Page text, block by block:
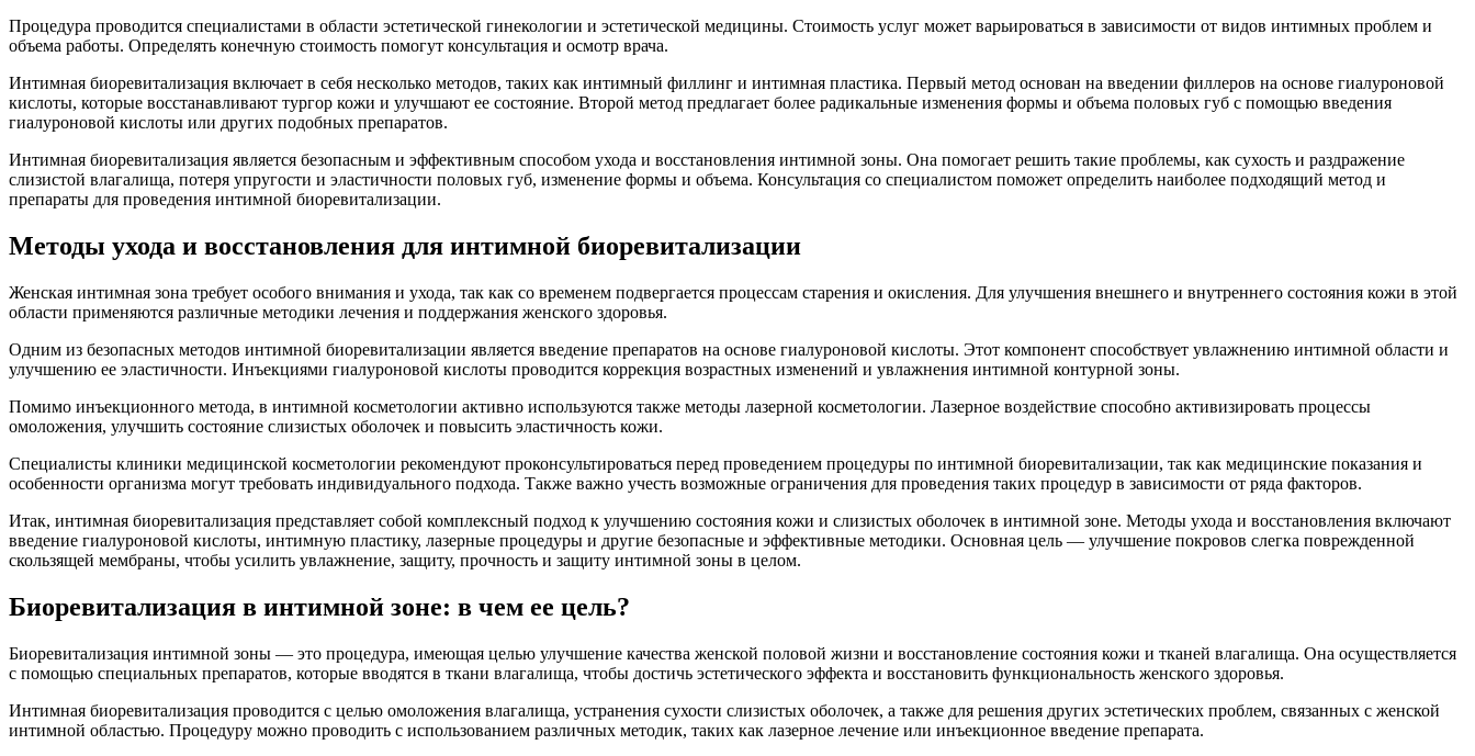
Процедура проводится специалистами в области эстетической гинекологии и эстетической медицины. Стоимость услуг может варьироваться в зависимости от видов интимных проблем и
объема работы. Определять конечную стоимость помогут консультация и осмотр врача.
Интимная биоревитализация включает в себя несколько методов, таких как интимный филлинг и интимная пластика. Первый метод основан на введении филлеров на основе гиалуроновой
кислоты, которые восстанавливают тургор кожи и улучшают ее состояние. Второй метод предлагает более радикальные изменения формы и объема половых губ с помощью введения
гиалуроновой кислоты или других подобных препаратов.
Интимная биоревитализация является безопасным и эффективным способом ухода и восстановления интимной зоны. Она помогает решить такие проблемы, как сухость и раздражение
слизистой влагалища, потеря упругости и эластичности половых губ, изменение формы и объема. Консультация со специалистом поможет определить наиболее подходящий метод и
препараты для проведения интимной биоревитализации.
Методы ухода и восстановления для интимной биоревитализации
Женская интимная зона требует особого внимания и ухода, так как со временем подвергается процессам старения и окисления. Для улучшения внешнего и внутреннего состояния кожи в этой
области применяются различные методики лечения и поддержания женского здоровья.
Одним из безопасных методов интимной биоревитализации является введение препаратов на основе гиалуроновой кислоты. Этот компонент способствует увлажнению интимной области и
улучшению ее эластичности. Инъекциями гиалуроновой кислоты проводится коррекция возрастных изменений и увлажнения интимной контурной зоны.
Помимо инъекционного метода, в интимной косметологии активно используются также методы лазерной косметологии. Лазерное воздействие способно активизировать процессы
омоложения, улучшить состояние слизистых оболочек и повысить эластичность кожи.
Специалисты клиники медицинской косметологии рекомендуют проконсультироваться перед проведением процедуры по интимной биоревитализации, так как медицинские показания и
особенности организма могут требовать индивидуального подхода. Также важно учесть возможные ограничения для проведения таких процедур в зависимости от ряда факторов.
Итак, интимная биоревитализация представляет собой комплексный подход к улучшению состояния кожи и слизистых оболочек в интимной зоне. Методы ухода и восстановления включают
введение гиалуроновой кислоты, интимную пластику, лазерные процедуры и другие безопасные и эффективные методики. Основная цель — улучшение покровов слегка поврежденной
скользящей мембраны, чтобы усилить увлажнение, защиту, прочность и защиту интимной зоны в целом.
Биоревитализация в интимной зоне: в чем ее цель?
Биоревитализация интимной зоны — это процедура, имеющая целью улучшение качества женской половой жизни и восстановление состояния кожи и тканей влагалища. Она осуществляется
с помощью специальных препаратов, которые вводятся в ткани влагалища, чтобы достичь эстетического эффекта и восстановить функциональность женского здоровья.
Интимная биоревитализация проводится с целью омоложения влагалища, устранения сухости слизистых оболочек, а также для решения других эстетических проблем, связанных с женской
интимной областью. Процедуру можно проводить с использованием различных методик, таких как лазерное лечение или инъекционное введение препарата.